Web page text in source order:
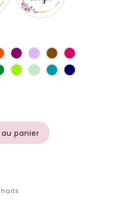
OrangePruneLilasMarronFuchsia
Vert
bouteille
Anis
Vert
d'eau
Turquoise
Marine
panier